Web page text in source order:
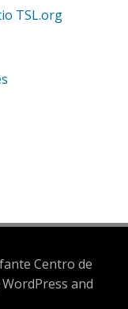
TSL.org
Centro de
and